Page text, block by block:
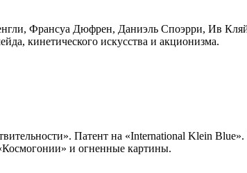
Франсуа Дюфрен, Даниэль Споэрри, Ив
кинетического искусства и акционизма.
Патент на «International Klein
и огненные картины.